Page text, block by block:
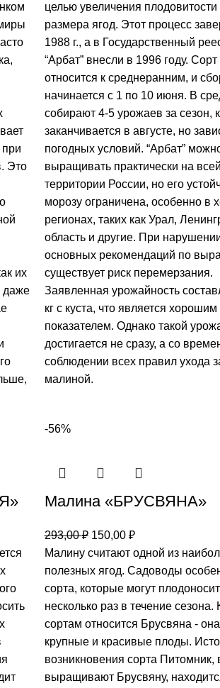
Это
их
даже
целью увеличения плодовитости
размера ягод. Этот процесс
1988 г., а в Государственный
“Арбат” внесли в 1996 году. Сорт
относится к среднеранним, и
начинается с 1 по 10 июня. В
собирают 4-5 урожаев за сезон,
заканчивается в августе, но
погодных условий. “Арбат”
выращивать практически на всей
территории России, но его
морозу ограничена, особенно в
регионах, таких как Урал,
область и другие. При
основных рекомендаций по
существует риск перемерзания.
Заявленная урожайность
кг с куста, что является хорошим
показателем. Однако такой
достигается не сразу, а со
соблюдении всех правил ухода
малиной.
-56%
Малина «БРУСВЯНА»
293,00₽ 150,00 ₽
Малину считают одной из
полезных ягод. Садоводы
сорта, которые могут
несколько раз в течение сезона.
сортам относится Брусвяна -
крупные и красивые плоды.
возникновения сорта Питомник,
выращивают Брусвяну,